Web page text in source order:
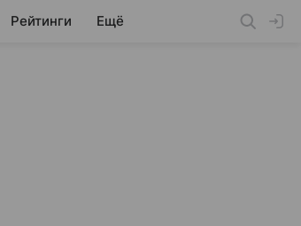
Рейтинги Ещё